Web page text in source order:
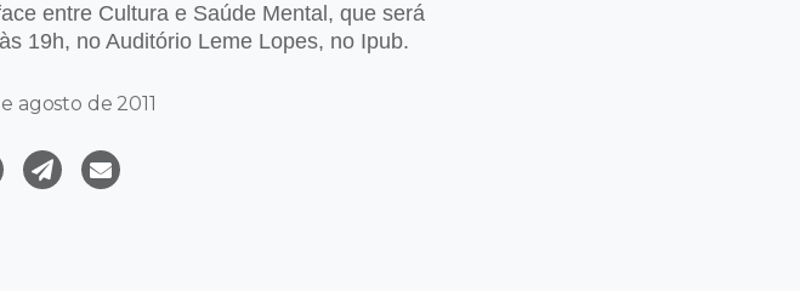
entre Cultura e Saúde Mental, que será
19h, no Auditório Leme Lopes, no Ipub.
agosto de 2011